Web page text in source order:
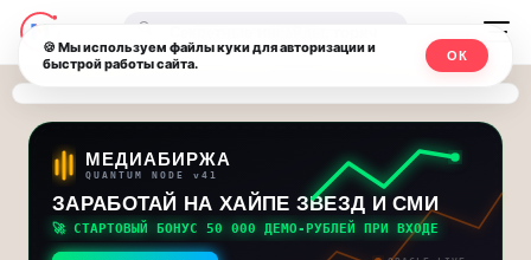
Последние
новости
и
обновления
потока:
Друзья,
приглашаем
Москвичи.net
—
Главный
столичный
чат-
🔍
МЕДИАБИРЖА
QUANTUM NODE v41
ЗАРАБОТАЙ НА ХАЙПЕ ЗВЕЗД И СМИ
🚀 СТАРТОВЫЙ БОНУС 50 000 ДЕМО-РУБЛЕЙ ПРИ ВХОДЕ
🍪 Мы используем файлы куки для авторизации и
быстрой работы сайта.
ОК